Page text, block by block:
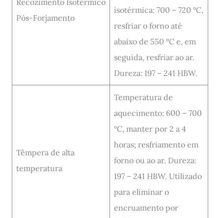
Recozimento Isotérmico
Pós-Forjamento
isotérmica: 700 – 720 °C,
resfriar o forno até
abaixo de 550 °C e, em
seguida, resfriar ao ar.
Dureza: 197 – 241 HBW.
Têmpera de alta
temperatura
Temperatura de
aquecimento: 600 – 700
°C, manter por 2 a 4
horas; resfriamento em
forno ou ao ar. Dureza:
197 – 241 HBW. Utilizado
para eliminar o
encruamento por